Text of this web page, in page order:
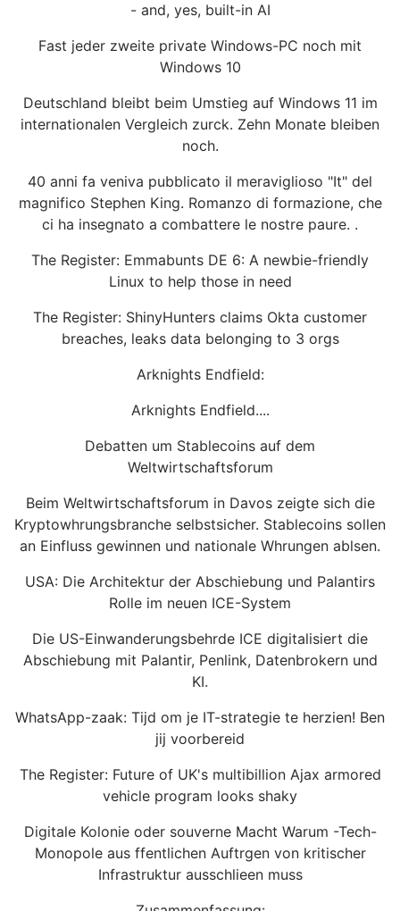
- and, yes, built-in AI
Fast jeder zweite private Windows-PC noch mit
Windows 10
Deutschland bleibt beim Umstieg auf Windows 11 im
internationalen Vergleich zurck. Zehn Monate bleiben
noch.
40 anni fa veniva pubblicato il meraviglioso "It" del
magnifico Stephen King. Romanzo di formazione, che
ci ha insegnato a combattere le nostre paure. .
The Register: Emmabunts DE 6: A newbie-friendly
Linux to help those in need
The Register: ShinyHunters claims Okta customer
breaches, leaks data belonging to 3 orgs
Arknights Endfield:
Arknights Endfield....
Debatten um Stablecoins auf dem
Weltwirtschaftsforum
Beim Weltwirtschaftsforum in Davos zeigte sich die
Kryptowhrungsbranche selbstsicher. Stablecoins sollen
an Einfluss gewinnen und nationale Whrungen ablsen.
USA: Die Architektur der Abschiebung und Palantirs
Rolle im neuen ICE-System
Die US-Einwanderungsbehrde ICE digitalisiert die
Abschiebung mit Palantir, Penlink, Datenbrokern und
KI.
WhatsApp-zaak: Tijd om je IT-strategie te herzien! Ben
jij voorbereid
The Register: Future of UK's multibillion Ajax armored
vehicle program looks shaky
Digitale Kolonie oder souverne Macht Warum -Tech-
Monopole aus ffentlichen Auftrgen von kritischer
Infrastruktur ausschlieen muss